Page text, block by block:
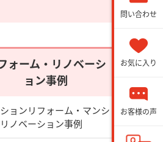
ォーム・リノベーシ
ョン事例
ョンリフォーム・マンシ
ノベーション事例
問い合わせ
お気に入り
お客様の声